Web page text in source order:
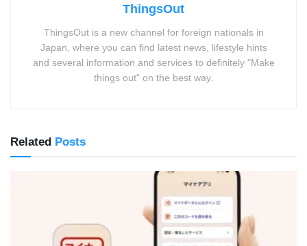
ThingsOut
ThingsOut is a new channel for foreign nationals in
Japan, where you can find latest news, lifestyle hints
and several information and services to definitely "Make
things out" on the best way.
Related Posts